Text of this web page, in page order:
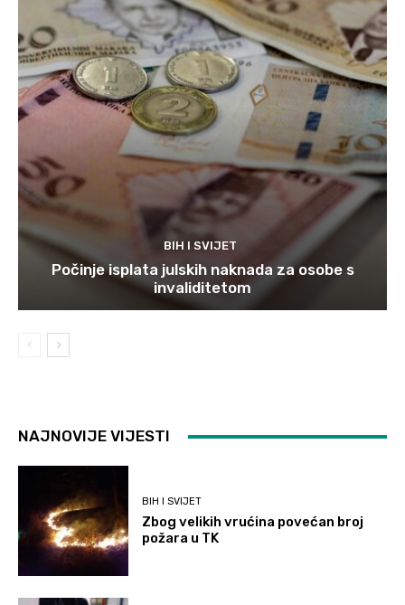
BIH I SVIJET
Počinje isplata julskih naknada za osobe s
invaliditetom
NAJNOVIJE VIJESTI
BIH I SVIJET
Zbog velikih vrućina povećan broj
požara u TK